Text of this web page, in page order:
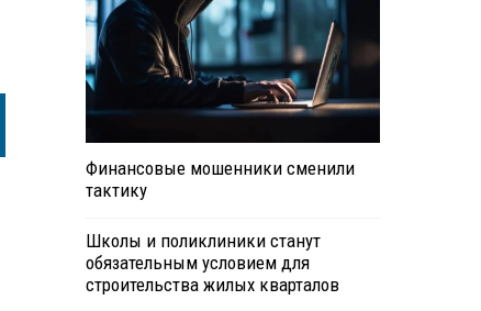
Финансовые мошенники сменили
тактику
Школы и поликлиники станут
обязательным условием для
строительства жилых кварталов